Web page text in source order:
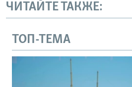
ЧИТАЙТЕ ТАКЖЕ:
ТОП-ТЕМА